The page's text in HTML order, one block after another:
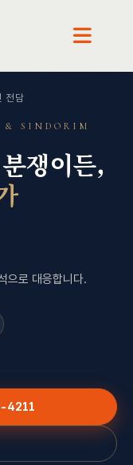
전담
& SINDORIM
쟁이든,
으로 대응합니다.
4211